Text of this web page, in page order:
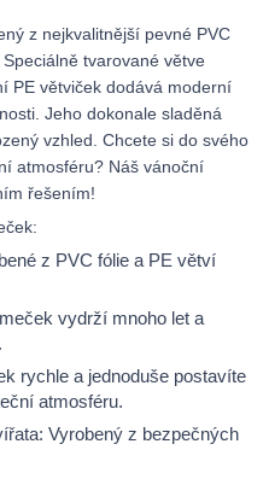
z nejkvalitnější pevné PVC
tvarované větve
PE větviček dodává moderní
Jeho dokonale sladěná
vzhled. Chcete si do svého
atmosféru? Náš vánoční
řešením!
z PVC fólie a PE větví
vydrží mnoho let a
rychle a jednoduše postavíte
atmosféru.
Vyrobený z bezpečných